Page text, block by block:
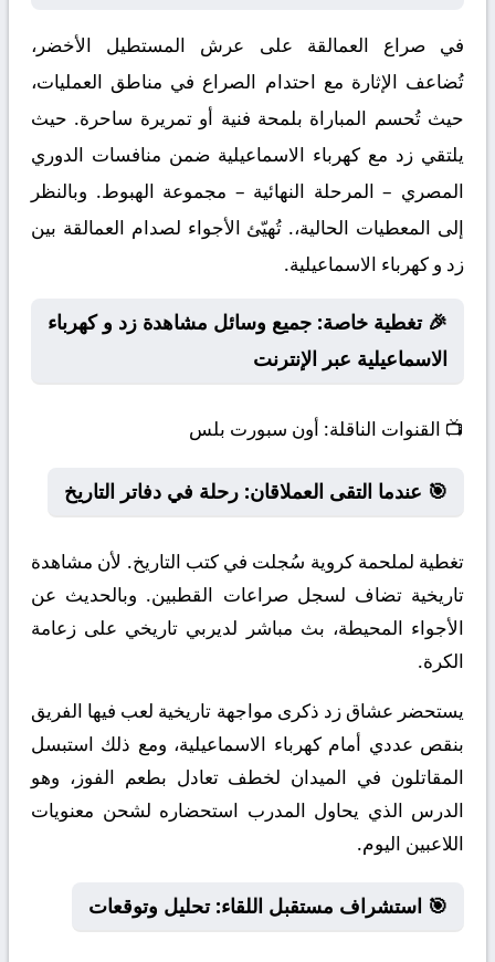
في صراع العمالقة على عرش المستطيل الأخضر،
تُضاعف الإثارة مع احتدام الصراع في مناطق العمليات،
حيث تُحسم المباراة بلمحة فنية أو تمريرة ساحرة. حيث
يلتقي زد مع كهرباء الاسماعيلية ضمن منافسات الدوري
المصري – المرحلة النهائية – مجموعة الهبوط. وبالنظر
إلى المعطيات الحالية،. تُهيّئ الأجواء لصدام العمالقة بين
زد و كهرباء الاسماعيلية.
🎉 تغطية خاصة: جميع وسائل مشاهدة زد و كهرباء
الاسماعيلية عبر الإنترنت
📺 القنوات الناقلة: أون سبورت بلس
🎯 عندما التقى العملاقان: رحلة في دفاتر التاريخ
تغطية لملحمة كروية سُجلت في كتب التاريخ. لأن مشاهدة
تاريخية تضاف لسجل صراعات القطبين. وبالحديث عن
الأجواء المحيطة، بث مباشر لديربي تاريخي على زعامة
الكرة.
يستحضر عشاق زد ذكرى مواجهة تاريخية لعب فيها الفريق
بنقص عددي أمام كهرباء الاسماعيلية، ومع ذلك استبسل
المقاتلون في الميدان لخطف تعادل بطعم الفوز، وهو
الدرس الذي يحاول المدرب استحضاره لشحن معنويات
اللاعبين اليوم.
🎯 استشراف مستقبل اللقاء: تحليل وتوقعات